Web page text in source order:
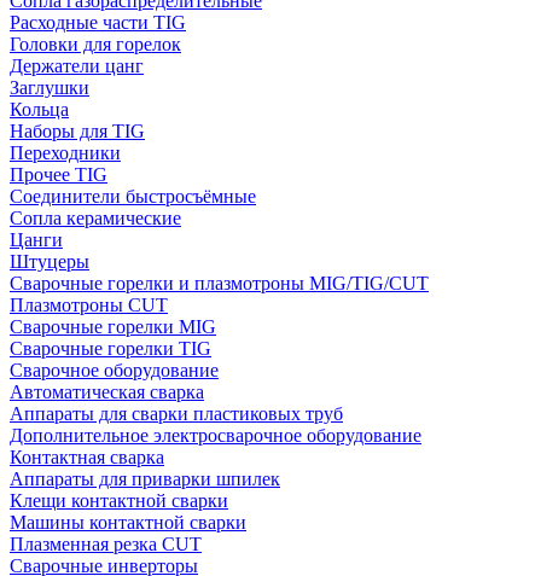
Расходные части TIG
Головки для горелок
Держатели цанг
Заглушки
Кольца
Наборы для TIG
Переходники
Прочее TIG
Соединители быстросъёмные
Сопла керамические
Цанги
Штуцеры
Сварочные горелки и плазмотроны MIG/TIG/CUT
Плазмотроны CUT
Сварочные горелки MIG
Сварочные горелки TIG
Сварочное оборудование
Автоматическая сварка
Аппараты для сварки пластиковых труб
Дополнительное электросварочное оборудование
Контактная сварка
Аппараты для приварки шпилек
Клещи контактной сварки
Машины контактной сварки
Плазменная резка CUT
Сварочные инверторы